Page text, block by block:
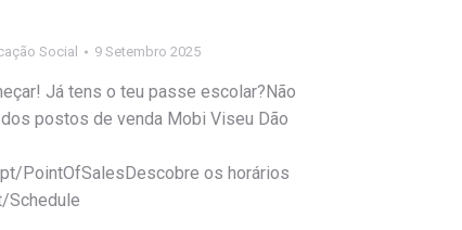
Social 9 Setembro 2025
Já tens o teu passe escolar?Não
postos de venda Mobi Viseu Dão
PointOfSalesDescobre os horários
Schedule